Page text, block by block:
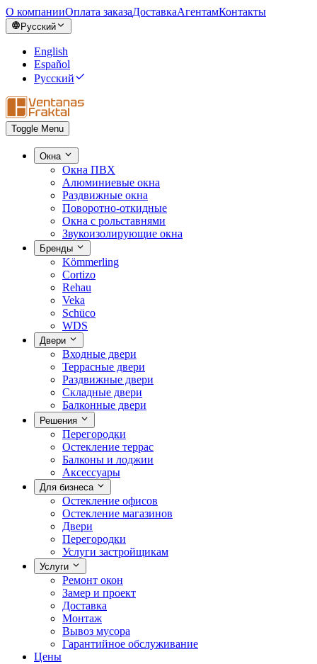
О компанииОплата заказаДоставкаАгентамКонтакты
Русский
English
Español
Русский
Toggle Menu
Окна
Окна ПВХ
Алюминиевые окна
Раздвижные окна
Поворотно-откидные
Окна с рольставнями
Звукоизолирующие окна
Бренды
Kömmerling
Cortizo
Rehau
Veka
Schüco
WDS
Двери
Входные двери
Террасные двери
Раздвижные двери
Складные двери
Балконные двери
Решения
Перегородки
Остекление террас
Балконы и лоджии
Аксессуары
Для бизнеса
Остекление офисов
Остекление магазинов
Двери
Перегородки
Услуги застройщикам
Услуги
Ремонт окон
Замер и проект
Доставка
Монтаж
Вывоз мусора
Гарантийное обслуживание
Цены